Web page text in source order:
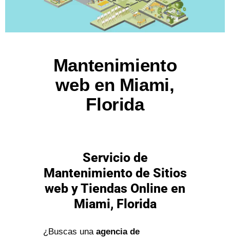
Mantenimiento
web en Miami,
Florida
Servicio de
Mantenimiento de Sitios
web y Tiendas Online en
Miami, Florida
¿Buscas una agencia de